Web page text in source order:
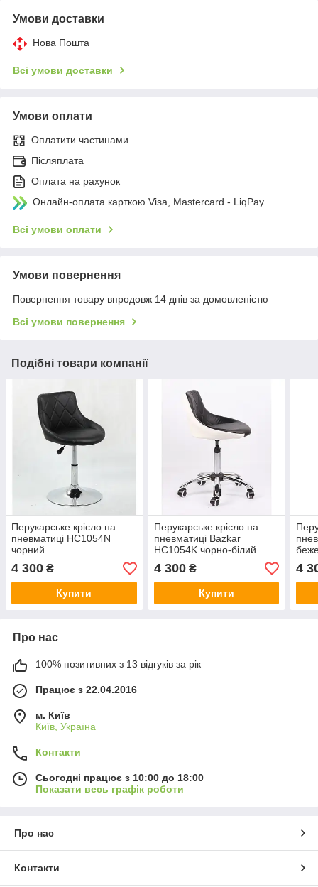
Умови доставки
Нова Пошта
Всі умови доставки
Умови оплати
Оплатити частинами
Післяплата
Оплата на рахунок
Онлайн-оплата карткою Visa, Mastercard - LiqPay
Всі умови оплати
Умови повернення
Повернення товару впродовж 14 днів за домовленістю
Всі умови повернення
Подібні товари компанії
Перукарське крісло на
пневматиці HC1054N
чорний
4 300 ₴
Купити
Перукарське крісло на
пневматиці Bazkar
HC1054K чорно-білий
4 300₴
Купити
4
Про нас
100% позитивних з 13 відгуків за рік
Працює з 22.04.2016
м. Київ
Київ, Україна
Контакти
Сьогодні працює з 10:00 до 18:00
Показати весь графік роботи
Про нас
Контакти